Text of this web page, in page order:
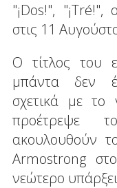
"¡Dos!", "¡Tré!",
στις 11
Ο τίτλος του
μπάντα δεν
σχετικά με
προέτρεψε
ακουλουθούν
Armostrong στο
νεώτερο